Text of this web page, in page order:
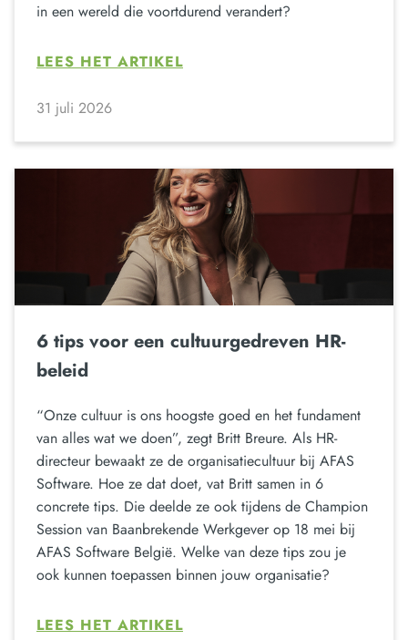
in een wereld die voortdurend verandert?
LEES HET ARTIKEL
31 juli 2026
6 tips voor een cultuurgedreven HR-
beleid
“Onze cultuur is ons hoogste goed en het fundament
van alles wat we doen”, zegt Britt Breure. Als HR-
directeur bewaakt ze de organisatiecultuur bij AFAS
Software. Hoe ze dat doet, vat Britt samen in 6
concrete tips. Die deelde ze ook tijdens de Champion
Session van Baanbrekende Werkgever op 18 mei bij
AFAS Software België. Welke van deze tips zou je
ook kunnen toepassen binnen jouw organisatie?
LEES HET ARTIKEL